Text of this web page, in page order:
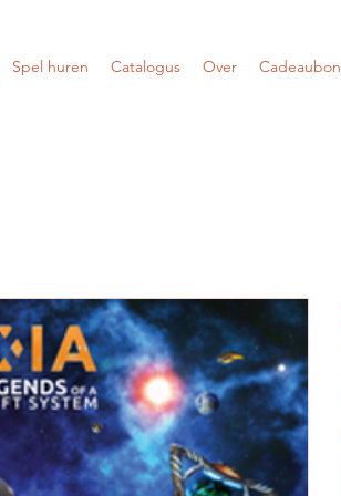
Spel huren Catalogus Over Cadeaubon